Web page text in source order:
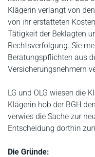
Klägerin verlangt von
von ihr erstatteten
Tätigkeit der Beklagten
Rechtsverfolgung. Sie
Beratungspflichten aus
Versicherungsnehmern
LG und OLG wiesen die
Klägerin hob der BGH
verwies die Sache zur
Entscheidung dorthin
Die Gründe: